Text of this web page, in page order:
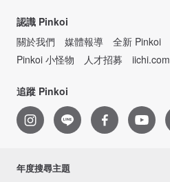
認識 Pinkoi
關於我們
媒體報導 全新 Pinkoi
Pinkoi 小怪物
人才招募 iichi.com
追蹤 Pinkoi
年度搜尋主題